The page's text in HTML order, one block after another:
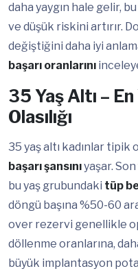
daha yaygın hale gelir,
ve düşük riskini artırır.
değiştiğini daha iyi
başarı oranlarını
35 Yaş Altı –
Olasılığı
35 yaş altı kadınlar tipik
başarı şansınıyaşar.
bu yaş grubundaki tüp
döngü başına %50-60
over rezervi genellikle
döllenme oranlarına,
büyük implantasyon